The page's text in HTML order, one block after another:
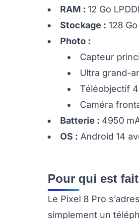
RAM : 12 Go
Stockage : 128 Go
Photo :
Capteur
Ultra grand-
Téléobjectif
Caméra
Batterie : 4950
OS : Android 14
Pour qui est
Le Pixel 8 Pro
simplement un